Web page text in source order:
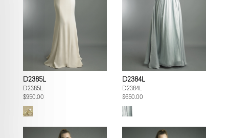
D2385L
D2385L
$950.00
D2384L
D2384L
$650.00